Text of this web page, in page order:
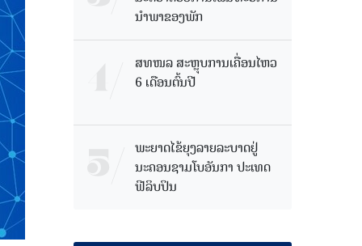
ນຳພາຂອງພັກ
ສທໜລ ສະຫຼຸບການເຄື່ອນໄຫວ
6 ເດືອນຕົ້ນປີ
ພະຍາດໄຂ້ຍຸງລາຍລະບາດຢູ່
ນະຄອນຊາມໂບ​ອັນກາ ປະເທດ
ຟີລິບປິນ